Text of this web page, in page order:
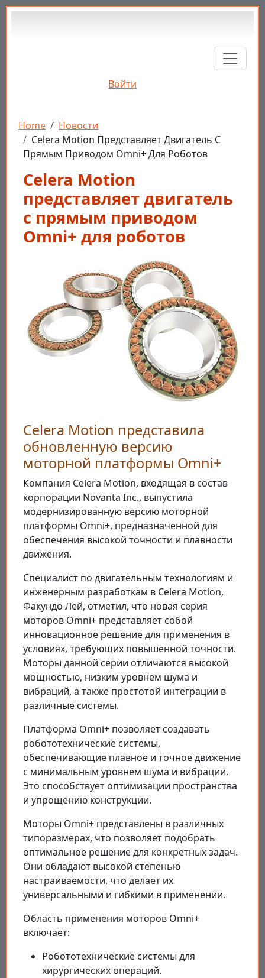
Перейти к основному содержанию
Войти
Строка навигации
Home
Новости
Celera Motion Представляет Двигатель С
Прямым Приводом Omni+ Для Роботов
Celera Motion
представляет двигатель
с прямым приводом
Omni+ для роботов
Celera Motion представила
обновленную версию
моторной платформы Omni+
Компания Celera Motion, входящая в состав
корпорации Novanta Inc., выпустила
модернизированную версию моторной
платформы Omni+, предназначенной для
обеспечения высокой точности и плавности
движения.
Специалист по двигательным технологиям и
инженерным разработкам в Celera Motion,
Факундо Лей, отметил, что новая серия
моторов Omni+ представляет собой
инновационное решение для применения в
условиях, требующих повышенной точности.
Моторы данной серии отличаются высокой
мощностью, низким уровнем шума и
вибраций, а также простотой интеграции в
различные системы.
Платформа Omni+ позволяет создавать
робототехнические системы,
обеспечивающие плавное и точное движение
с минимальным уровнем шума и вибрации.
Это способствует оптимизации пространства
и упрощению конструкции.
Моторы Omni+ представлены в различных
типоразмерах, что позволяет подобрать
оптимальное решение для конкретных задач.
Они обладают высокой степенью
настраиваемости, что делает их
универсальными и гибкими в применении.
Область применения моторов Omni+
включает:
Робототехнические системы для
хирургических операций.